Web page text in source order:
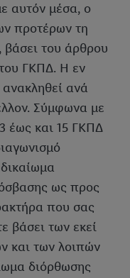
αυτόν μέσα, ο
προτέρων τη
του άρθρου
ΓΚΠΔ. Η εν
ανά
Σύμφωνα με
έως και 15 ΓΚΠΔ
ως προς
που σας
βάσει των εκεί
και των λοιπών
διόρθωσης